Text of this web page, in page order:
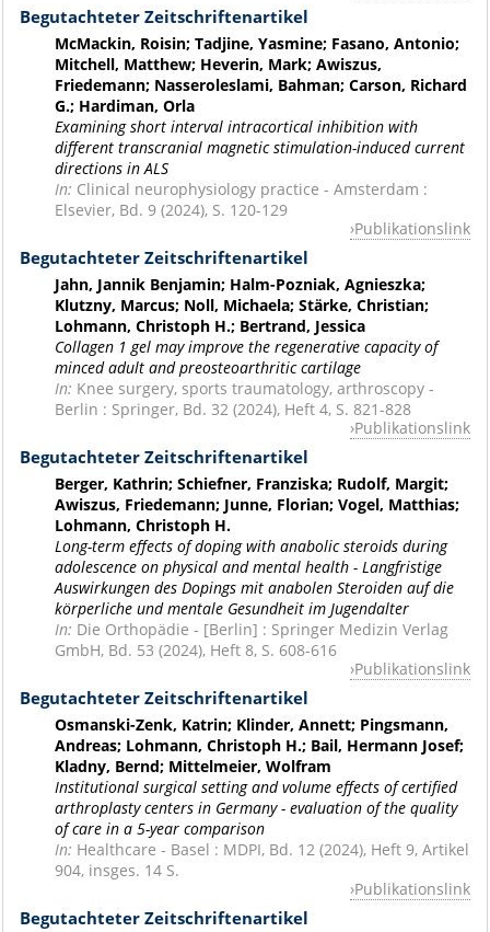
Begutachteter Zeitschriftenartikel
McMackin, Roisin; Tadjine, Yasmine; Fasano, Antonio;
Mitchell, Matthew; Heverin, Mark; Awiszus,
Friedemann; Nasseroleslami, Bahman; Carson, Richard
G.; Hardiman, Orla
Examining short interval intracortical inhibition with
different transcranial magnetic stimulation-induced current
directions in ALS
In: Clinical neurophysiology practice - Amsterdam :
Elsevier, Bd. 9 (2024), S. 120-129
Publikationslink
Begutachteter Zeitschriftenartikel
Jahn, Jannik Benjamin; Halm-Pozniak, Agnieszka;
Klutzny, Marcus; Noll, Michaela; Stärke, Christian;
Lohmann, Christoph H.; Bertrand, Jessica
Collagen 1 gel may improve the regenerative capacity of
minced adult and preosteoarthritic cartilage
In: Knee surgery, sports traumatology, arthroscopy -
Berlin : Springer, Bd. 32 (2024), Heft 4, S. 821-828
Publikationslink
Begutachteter Zeitschriftenartikel
Berger, Kathrin; Schiefner, Franziska; Rudolf, Margit;
Awiszus, Friedemann; Junne, Florian; Vogel, Matthias;
Lohmann, Christoph H.
Long-term effects of doping with anabolic steroids during
adolescence on physical and mental health - Langfristige
Auswirkungen des Dopings mit anabolen Steroiden auf die
körperliche und mentale Gesundheit im Jugendalter
In: Die Orthopädie - [Berlin] : Springer Medizin Verlag
GmbH, Bd. 53 (2024), Heft 8, S. 608-616
Publikationslink
Begutachteter Zeitschriftenartikel
Osmanski-Zenk, Katrin; Klinder, Annett; Pingsmann,
Andreas; Lohmann, Christoph H.; Bail, Hermann Josef;
Kladny, Bernd; Mittelmeier, Wolfram
Institutional surgical setting and volume effects of certified
arthroplasty centers in Germany - evaluation of the quality
of care in a 5-year comparison
In: Healthcare - Basel : MDPI, Bd. 12 (2024), Heft 9, Artikel
904, insges. 14 S.
Publikationslink
Begutachteter Zeitschriftenartikel